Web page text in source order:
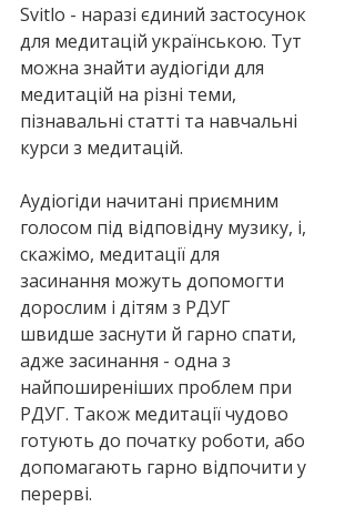
Svitlo - наразі єдиний застосунок
для медитацій українською. Тут
можна знайти аудіогіди для
медитацій на різні теми,
пізнавальні статті та навчальні
курси з медитацій.
Аудіогіди начитані приємним
голосом під відповідну музику, і,
скажімо, медитації для
засинання можуть допомогти
дорослим і дітям з РДУГ
швидше заснути й гарно спати,
адже засинання - одна з
найпоширеніших проблем при
РДУГ. Також медитації чудово
готують до початку роботи, або
допомагають гарно відпочити у
перерві.